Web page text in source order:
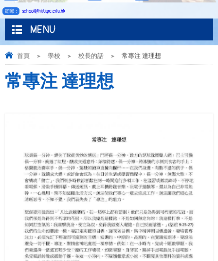
電郵： school@hktkpc.edu.hk
MENU
首頁 > 學校 > 校長的話 > 常專注 達理想
常專注 達理想